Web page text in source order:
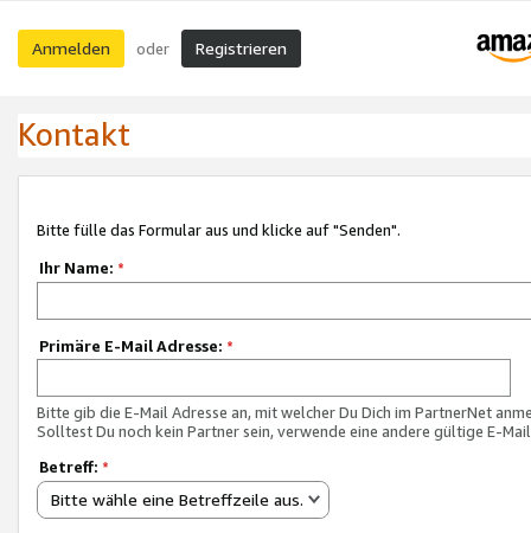
Anmelden oder Registrieren
Kontakt
Bitte fülle das Formular aus und klicke auf "Senden".
Ihr Name: *
Primäre E-Mail Adresse: *
Bitte gib die E-Mail Adresse an, mit welcher Du Dich im PartnerNet
Solltest Du noch kein Partner sein, verwende eine andere gültige E-
Betreff: *
Bitte wähle eine Betreffzeile aus.